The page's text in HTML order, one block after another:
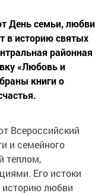
День семьи, любви
в историю святых
районная
«Любовь и
книги о
Всероссийский
и семейного
теплом,
Его истоки
историю любви